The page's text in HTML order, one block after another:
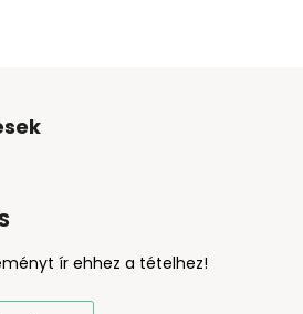
ír ehhez a tételhez!